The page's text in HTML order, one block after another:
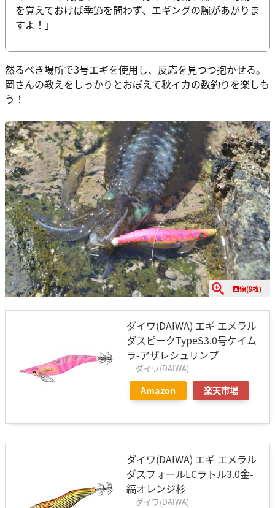
を覚えておけば季節を問わず、エギングの腕があがりま
すよ！」
然るべき場所で3号エギを使用し、反応を見つつ抱かせる。
岡さんの教えをしっかりとおぼえて秋イカの数釣りを楽しも
う！
画像(9枚)
ダイワ(DAIWA) エギ エメラル
ダスピークTypeS3.0号ケイム
ラ-アザレシュリンプ
ダイワ(DAIWA)
Amazon 楽天市場
ダイワ(DAIWA) エギ エメラル
ダスフォールLCラトル3.0金-
縞オレンジ杉
ダイワ(DAIWA)